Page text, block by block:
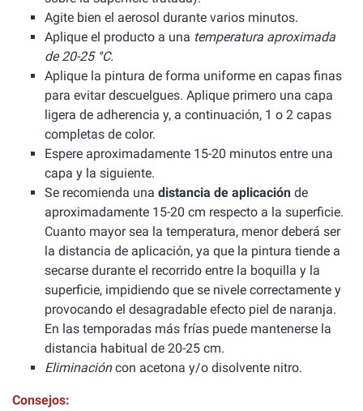
Agite bien el aerosol durante varios minutos.
Aplique el producto a una temperatura aproximada
de 20-25 °C.
Aplique la pintura de forma uniforme en capas finas
para evitar descuelgues. Aplique primero una capa
ligera de adherencia y, a continuación, 1 o 2 capas
completas de color.
Espere aproximadamente 15-20 minutos entre una
capa y la siguiente.
Se recomienda una distancia de aplicación de
aproximadamente 15-20 cm respecto a la superficie.
Cuanto mayor sea la temperatura, menor deberá ser
la distancia de aplicación, ya que la pintura tiende a
secarse durante el recorrido entre la boquilla y la
superficie, impidiendo que se nivele correctamente y
provocando el desagradable efecto piel de naranja.
En las temporadas más frías puede mantenerse la
distancia habitual de 20-25 cm.
Eliminacióncon acetona y/o disolvente nitro.
Consejos: